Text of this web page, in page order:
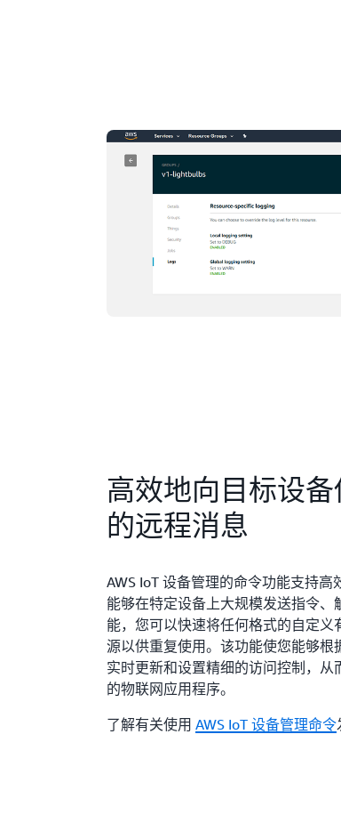
高效地向目标设
的远程消息
AWS IoT 设备管理的命令功能支持
能够在特定设备上大规模发送指令
能，您可以快速将任何格式的自定义
源以供重复使用。该功能使您能够
实时更新和设置精细的访问控制，
的物联网应用程序。
了解有关使用AWS IoT 设备管理命令